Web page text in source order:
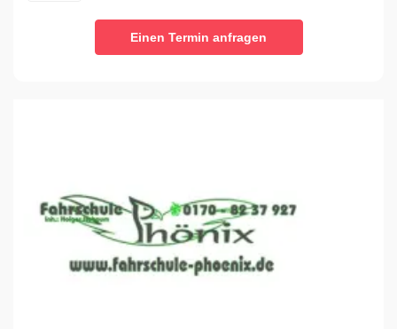
Einen Termin anfragen